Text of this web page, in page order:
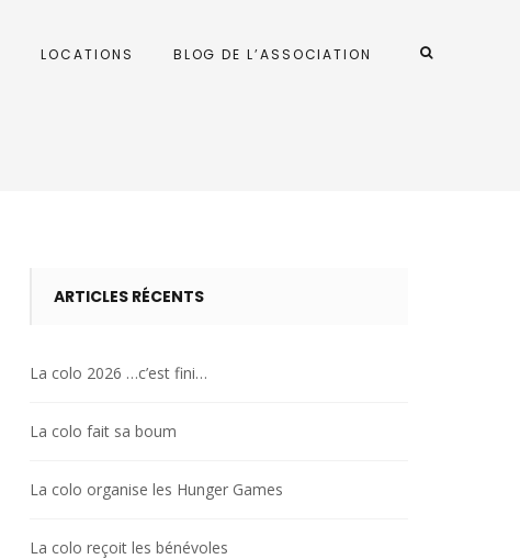
LOCATIONS BLOG DE L’ASSOCIATION
ARTICLES RÉCENTS
La colo 2026 …c’est fini…
La colo fait sa boum
La colo organise les Hunger Games
La colo reçoit les bénévoles